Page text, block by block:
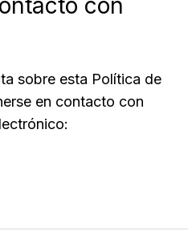
con
sobre esta Política de
en contacto con